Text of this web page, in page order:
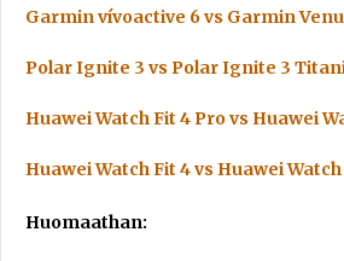
Garmin vívoactive 6 vs Garmin
Polar Ignite 3 vs Polar Ignite 3
Huawei Watch Fit 4 Pro vs Huawei
Huawei Watch Fit 4 vs Huawei Watch
Huomaathan: